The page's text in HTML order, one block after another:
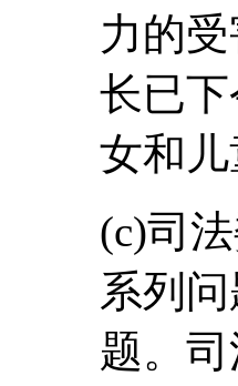
力的
长已
女和
(c)司
系列
题。